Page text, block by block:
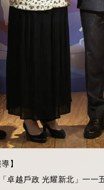
】
卓越戶政 光耀新北」一